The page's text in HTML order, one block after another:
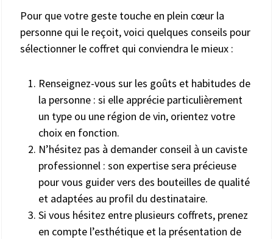
Pour que votre geste touche en plein cœur la
personne qui le reçoit, voici quelques conseils pour
sélectionner le coffret qui conviendra le mieux :
Renseignez-vous sur les goûts et habitudes de
la personne : si elle apprécie particulièrement
un type ou une région de vin, orientez votre
choix en fonction.
N’hésitez pas à demander conseil à un caviste
professionnel : son expertise sera précieuse
pour vous guider vers des bouteilles de qualité
et adaptées au profil du destinataire.
Si vous hésitez entre plusieurs coffrets, prenez
en compte l’esthétique et la présentation de